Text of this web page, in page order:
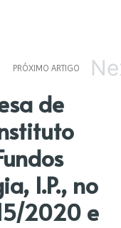
PRÓXIMO ARTIGO
de
I.P., no
2020 e